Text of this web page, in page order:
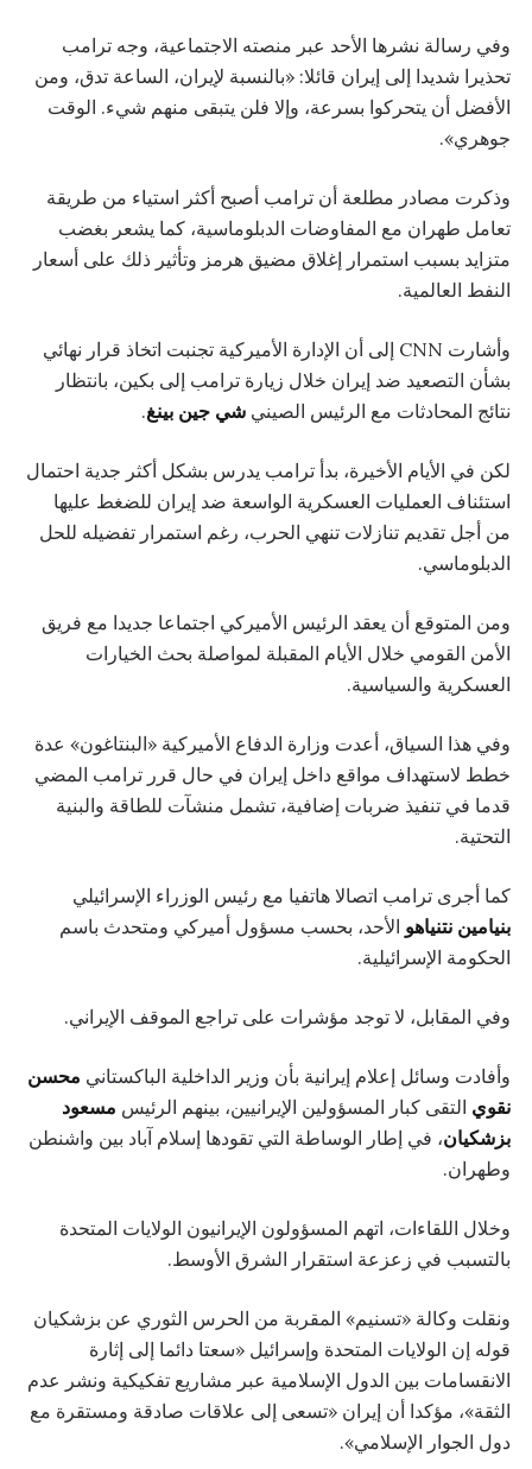
وفي رسالة نشرها الأحد عبر منصته الاجتماعية، وجه ترامب
تحذيرا شديدا إلى إيران قائلا: «بالنسبة لإيران، الساعة تدق، ومن
الأفضل أن يتحركوا بسرعة، وإلا فلن يتبقى منهم شيء. الوقت
جوهري».
وذكرت مصادر مطلعة أن ترامب أصبح أكثر استياء من طريقة
تعامل طهران مع المفاوضات الدبلوماسية، كما يشعر بغضب
متزايد بسبب استمرار إغلاق مضيق هرمز وتأثير ذلك على أسعار
النفط العالمية.
وأشارت CNN إلى أن الإدارة الأميركية تجنبت اتخاذ قرار نهائي
بشأن التصعيد ضد إيران خلال زيارة ترامب إلى بكين، بانتظار
نتائج المحادثات مع الرئيس الصيني شي جين بينغ.
لكن في الأيام الأخيرة، بدأ ترامب يدرس بشكل أكثر جدية احتمال
استئناف العمليات العسكرية الواسعة ضد إيران للضغط عليها
من أجل تقديم تنازلات تنهي الحرب، رغم استمرار تفضيله للحل
الدبلوماسي.
ومن المتوقع أن يعقد الرئيس الأميركي اجتماعا جديدا مع فريق
الأمن القومي خلال الأيام المقبلة لمواصلة بحث الخيارات
العسكرية والسياسية.
وفي هذا السياق، أعدت وزارة الدفاع الأميركية «البنتاغون» عدة
خطط لاستهداف مواقع داخل إيران في حال قرر ترامب المضي
قدما في تنفيذ ضربات إضافية، تشمل منشآت للطاقة والبنية
التحتية.
كما أجرى ترامب اتصالا هاتفيا مع رئيس الوزراء الإسرائيلي
بنيامين نتنياهو الأحد، بحسب مسؤول أميركي ومتحدث باسم
الحكومة الإسرائيلية.
وفي المقابل، لا توجد مؤشرات على تراجع الموقف الإيراني.
وأفادت وسائل إعلام إيرانية بأن وزير الداخلية الباكستاني محسن
نقوي التقى كبار المسؤولين الإيرانيين، بينهم الرئيس مسعود
بزشكيان، في إطار الوساطة التي تقودها إسلام آباد بين واشنطن
وطهران.
وخلال اللقاءات، اتهم المسؤولون الإيرانيون الولايات المتحدة
بالتسبب في زعزعة استقرار الشرق الأوسط.
ونقلت وكالة «تسنيم» المقربة من الحرس الثوري عن بزشكيان
قوله إن الولايات المتحدة وإسرائيل «سعتا دائما إلى إثارة
الانقسامات بين الدول الإسلامية عبر مشاريع تفكيكية ونشر عدم
الثقة»، مؤكدا أن إيران «تسعى إلى علاقات صادقة ومستقرة مع
دول الجوار الإسلامي».